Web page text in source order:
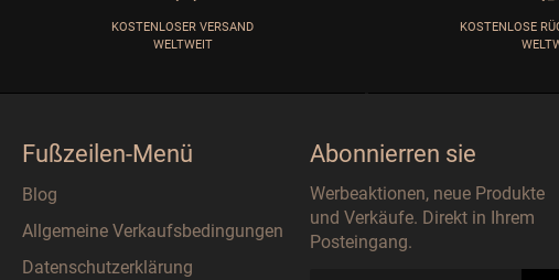
KOSTENLOSER VERSAND
WELTWEIT
KOSTENLOSE
Fußzeilen-Menü
Blog
Allgemeine Verkaufsbedingungen
Datenschutzerklärung
Abonnierren sie
Werbeaktionen, neue Produkte
und Verkäufe. Direkt in Ihrem
Posteingang.